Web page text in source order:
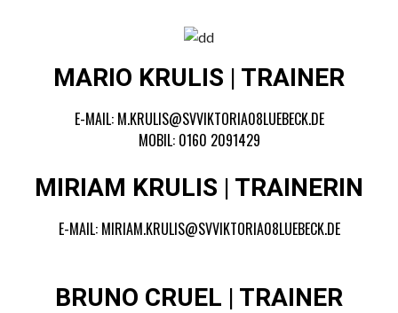
MARIO KRULIS | TRAINER
E-MAIL: M.KRULIS@SVVIKTORIA08LUEBECK.DE
MOBIL: 0160 2091429
MIRIAM KRULIS | TRAINERIN
E-MAIL: MIRIAM.KRULIS@SVVIKTORIA08LUEBECK.DE
BRUNO CRUEL | TRAINER